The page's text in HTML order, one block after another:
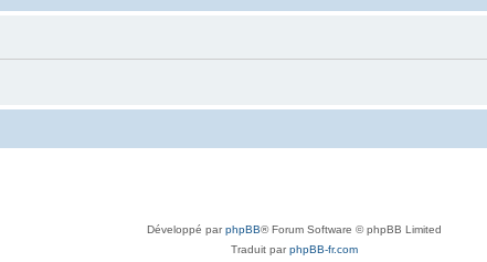
Développé parphpBB® Forum Software © phpBB Limited
Traduit parphpBB-fr.com